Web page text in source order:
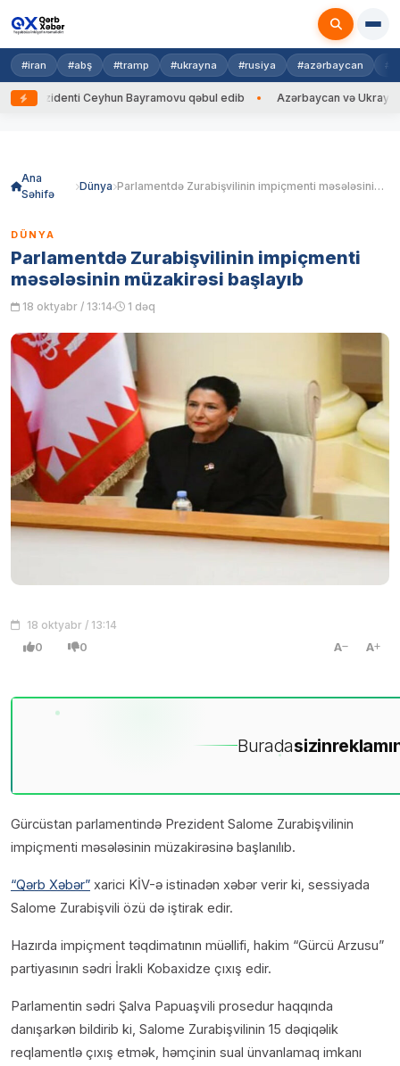
#iran #abş #tramp #ukrayna #rusiya #azərbaycan
Ceyhun Bayramovu qəbul edib Azərbaycan və Ukrayna XİN
Ana
Səhifə
Dünya Parlamentdə Zurabişvilinin impiçmenti məsələsinin müzakirəsi başlayıb
DÜNYA
Parlamentdə Zurabişvilinin impiçmenti
məsələsinin müzakirəsi başlayıb
18 oktyabr / 13:14 1 dəq
18 oktyabr / 13:14
0 0 A A
Buradasizin
Gürcüstan parlamentində Prezident Salome Zurabişvilinin
impiçmenti məsələsinin müzakirəsinə başlanılıb.
“Qərb Xəbər” xarici KİV-ə istinadən xəbər verir ki, sessiyada
Salome Zurabişvili özü də iştirak edir.
Hazırda impiçment təqdimatının müəllifi, hakim “Gürcü Arzusu”
partiyasının sədri İrakli Kobaxidze çıxış edir.
Parlamentin sədri Şalva Papuaşvili prosedur haqqında
danışarkən bildirib ki, Salome Zurabişvilinin 15 dəqiqəlik
reqlamentlə çıxış etmək, həmçinin sual ünvanlamaq imkanı